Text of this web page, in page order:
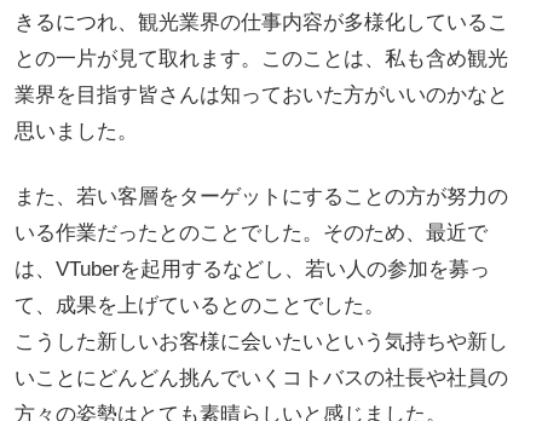
きるにつれ、観光業界の仕事内容が多様化しているこ
との一片が見て取れます。このことは、私も含め観光
業界を目指す皆さんは知っておいた方がいいのかなと
思いました。
また、若い客層をターゲットにすることの方が努力の
いる作業だったとのことでした。そのため、最近で
は、VTuberを起用するなどし、若い人の参加を募っ
て、成果を上げているとのことでした。
こうした新しいお客様に会いたいという気持ちや新し
いことにどんどん挑んでいくコトバスの社長や社員の
方々の姿勢はとても素晴らしいと感じました。